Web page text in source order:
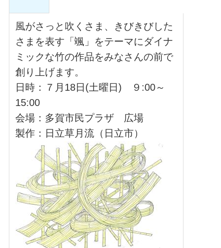
風がさっと吹くさま、きびきびした
さまを表す「颯」をテーマにダイナ
ミックな竹の作品をみなさんの前で
創り上げます。
日時：７月18日(土曜日) ９:00～
15:00
会場：多賀市民プラザ 広場
製作：日立草月流（日立市）